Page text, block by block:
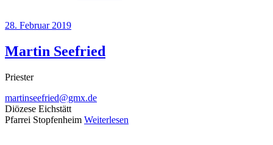
28. Februar 2019
Martin Seefried
Priester
martinseefried@gmx.de
Diözese Eichstätt
Pfarrei Stopfenheim Weiterlesen